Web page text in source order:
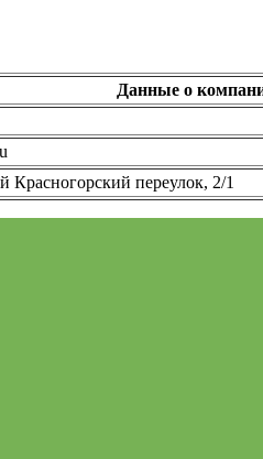
Данные о
Красногорский переулок, 2/1